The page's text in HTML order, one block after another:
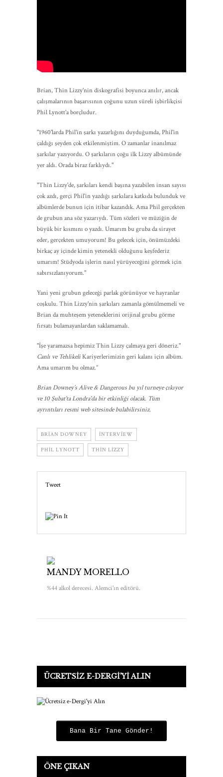
Brian, Thin Lizzy'nin diskografisi boyunca anılır, ancak
çalışmalarının başarısının çoğunu uzun süreli işbirlikçisi
Phil Lynott'a borçludur.
"1960'larda Phil'in şarkı yazarlığını duyduğumda, Phil'in
çaldığı şeyden çok etkilenmiştim. O zamanlar inanılmaz
şarkılar yazıyordu. O şarkıların çoğu ilk Lizzy albümünde
yer aldı. Orada biraz farklıydı."
"Thin Lizzy'de, şarkıları kendi başına yazabilen insan sayısı
çok azdı, gerçi Phil'in yazdığı şarkılara katkıda bulunduk ve
albümlerde bunun için itibar kazandık. Ama Phil gerçekten
de grubun ana söz yazarıydı. Tüm sözleri ve müziğin de
büyük bir kısmını o yazdı. Umarım bu gruba da sirayet
eder, gerçekten umuyorum! Bu gelecek için, önümüzdeki
birkaç ay içinde kimin yetenekli olduğunu keşfederiz
umarım! Stüdyoda işlerin nasıl yürüyeceğini görmek için
sabırsızlanıyorum."
Yani yeni grubun geleceği parlak görünüyor ve hayranlar
coşkulu. Thin Lizzy'nin şarkıları zamanla gömülmemeli ve
Brian da muhteşem yeteneklerini orijinal grubu görme
fırsatı bulamayanlardan saklamamalı.
"İşe yaramazsa hepimiz Thin Lizzy çalmaya geri döneriz."
Canlı ve TehlikeliKariyerlerimizin geri kalanı için albüm.
Ama umarım bu olmaz.”
Brian Downey’s Alive & Dangerous bu yıl turneye çıkıyor
ve 10 Şubat'ta Londra'da bir etkinliği olacak. Tüm
ayrıntıları resmi web sitesinde bulabilirsiniz.
BRIAN DOWNEY INTERVIEW
PHIL LYNOTT THIN LIZZY
Tweet
MANDY MORELLO
%44 alkol derecesi. Alemci'ın editörü.
ÜCRETSIZ E-DERGI'YI ALIN
Bana Bir Tane Gönder!
ÖNE ÇIKAN